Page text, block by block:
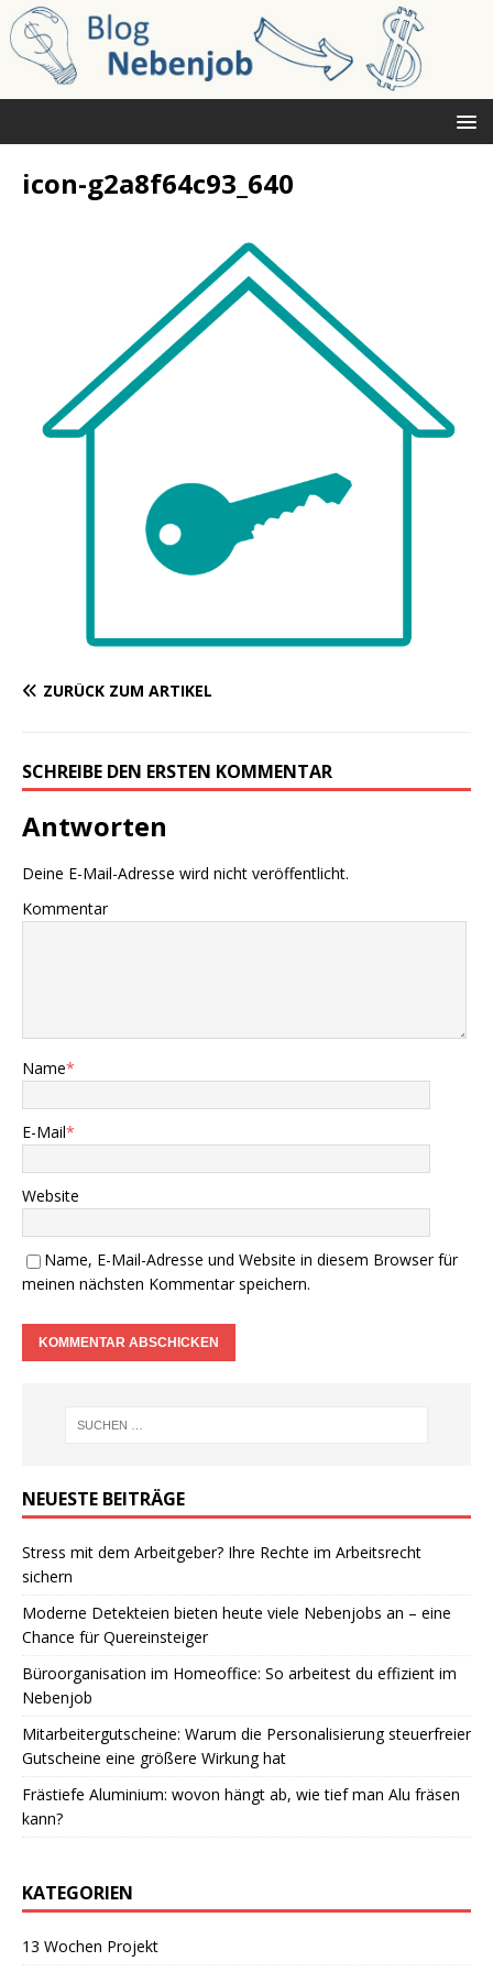
icon-g2a8f64c93_640
ZURÜCK ZUM ARTIKEL
SCHREIBE DEN ERSTEN KOMMENTAR
Antworten
Deine E-Mail-Adresse wird nicht veröffentlicht.
Kommentar
Name*
E-Mail*
Website
Name, E-Mail-Adresse und Website in diesem Browser für
meinen nächsten Kommentar speichern.
NEUESTE BEITRÄGE
Stress mit dem Arbeitgeber? Ihre Rechte im Arbeitsrecht
sichern
Moderne Detekteien bieten heute viele Nebenjobs an – eine
Chance für Quereinsteiger
Büroorganisation im Homeoffice: So arbeitest du effizient im
Nebenjob
Mitarbeitergutscheine: Warum die Personalisierung steuerfreier
Gutscheine eine größere Wirkung hat
Frästiefe Aluminium: wovon hängt ab, wie tief man Alu fräsen
kann?
KATEGORIEN
13 Wochen Projekt